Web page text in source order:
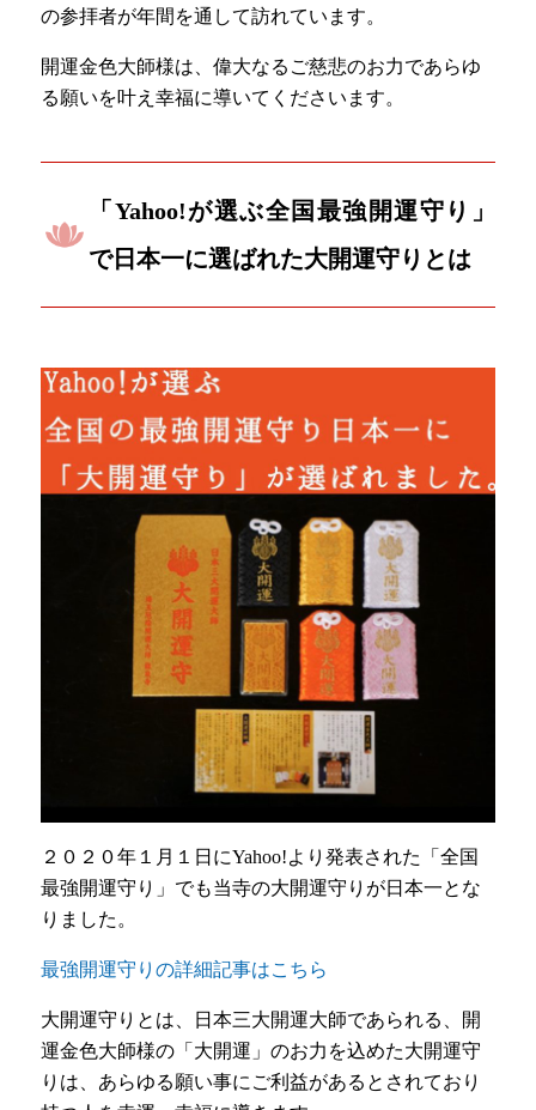
の参拝者が年間を通して訪れています。
開運金色大師様は、偉大なるご慈悲のお力であらゆ
る願いを叶え幸福に導いてくださいます。
「Yahoo!が選ぶ全国最強開運守り」
で日本一に選ばれた大開運守りとは
２０２０年１月１日にYahoo!より発表された「全国
最強開運守り」でも当寺の大開運守りが日本一とな
りました。
最強開運守りの詳細記事はこちら
大開運守りとは、日本三大開運大師であられる、開
運金色大師様の「大開運」のお力を込めた大開運守
りは、あらゆる願い事にご利益があるとされており